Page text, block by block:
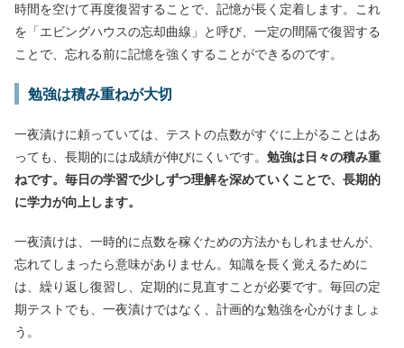
時間を空けて再度復習することで、記憶が長く定着します。これ
を「エビングハウスの忘却曲線」と呼び、一定の間隔で復習する
ことで、忘れる前に記憶を強くすることができるのです。
勉強は積み重ねが大切
一夜漬けに頼っていては、テストの点数がすぐに上がることはあ
っても、長期的には成績が伸びにくいです。 勉強は日々の積み重
ねです。毎日の学習で少しずつ理解を深めていくことで、長期的
に学力が向上します。
一夜漬けは、一時的に点数を稼ぐための方法かもしれませんが、
忘れてしまったら意味がありません。知識を長く覚えるために
は、繰り返し復習し、定期的に見直すことが必要です。毎回の定
期テストでも、一夜漬けではなく、計画的な勉強を心がけましょ
う。